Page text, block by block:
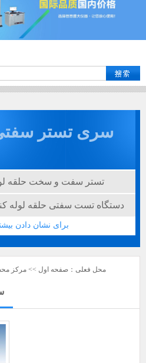
سری تستر
تستر سفت و سخت حلقه
دستگاه تست سفتی حلقه لوله
برای نشان دادن
محل فعلی： صفحه اول >> مرکز